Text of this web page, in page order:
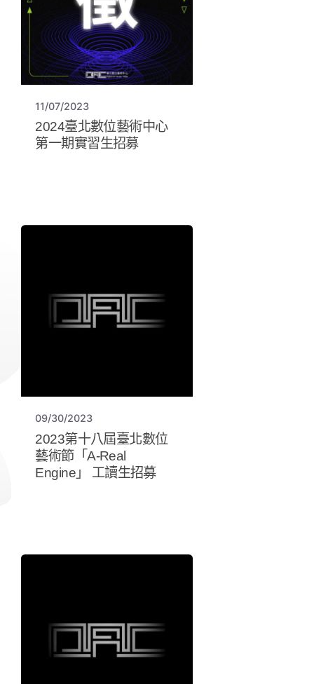
11/07/2023
2024臺北數位藝術中心
第一期實習生招募
09/30/2023
2023第十八屆臺北數位
藝術節「A-Real
Engine」 工讀生招募